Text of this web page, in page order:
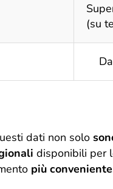
(su
dati non solo
disponibili per
più